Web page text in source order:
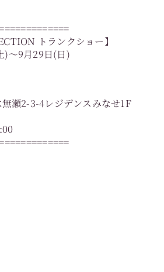
トランクショー】
)～9月29日(日)
瀬2-3-4レジデンスみなせ1F